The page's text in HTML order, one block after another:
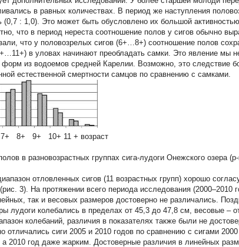
в равных количествах. В период же наступления
(0,7 : 1,0). Это может быть обусловлено их большой
что в период нереста соотношение полов у сигов обычно
что у половозрелых сигов (6+…8+) соотношение полов
в уловах начинают преобладать самки. Это явление мы
форм из водоемов средней Карелии. Возможно, это следствие
естественной смертности самцов по сравнению с самками.
8+ 9+ 10+ 11 + возраст
в разновозрастных группах сига-лудоги Онежского озера
отловленных сигов (11 возрастных групп) хорошо
3). На протяжении всего периода исследования (2000–2010
так и весовых размеров достоверно не различались.
лудоги колебались в пределах от 45,3 до 47,8 см, весовые –
колебаний, различия в показателях также были не
отличались сиги 2005 и 2010 годов по сравнению с сигами
2010 год даже жарким. Достоверные различия в линейных